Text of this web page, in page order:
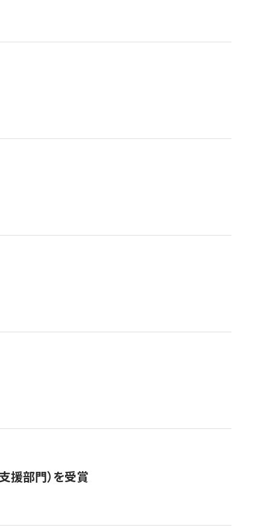
援部門）を受賞